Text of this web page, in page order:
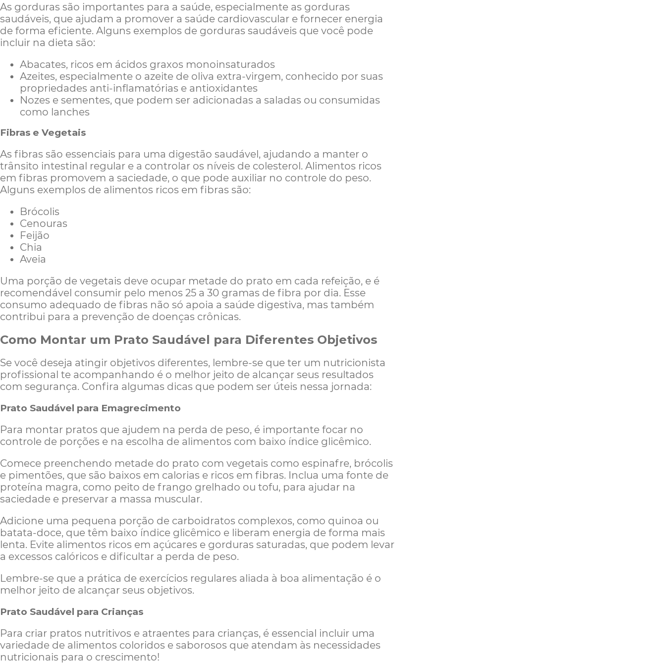
As gorduras são importantes para a saúde, especialmente as gorduras
saudáveis, que ajudam a promover a saúde cardiovascular e fornecer energia
de forma eficiente. Alguns exemplos de gorduras saudáveis que você pode
incluir na dieta são:
Abacates, ricos em ácidos graxos monoinsaturados
Azeites, especialmente o azeite de oliva extra-virgem, conhecido por suas
propriedades anti-inflamatórias e antioxidantes
Nozes e sementes, que podem ser adicionadas a saladas ou consumidas
como lanches
Fibras e Vegetais
As fibras são essenciais para uma digestão saudável, ajudando a manter o
trânsito intestinal regular e a controlar os níveis de colesterol. Alimentos ricos
em fibras promovem a saciedade, o que pode auxiliar no controle do peso.
Alguns exemplos de alimentos ricos em fibras são:
Brócolis
Cenouras
Feijão
Chia
Aveia
Uma porção de vegetais deve ocupar metade do prato em cada refeição, e é
recomendável consumir pelo menos 25 a 30 gramas de fibra por dia. Esse
consumo adequado de fibras não só apoia a saúde digestiva, mas também
contribui para a prevenção de doenças crônicas.
Como Montar um Prato Saudável para Diferentes Objetivos
Se você deseja atingir objetivos diferentes, lembre-se que ter um nutricionista
profissional te acompanhando é o melhor jeito de alcançar seus resultados
com segurança. Confira algumas dicas que podem ser úteis nessa jornada:
Prato Saudável para Emagrecimento
Para montar pratos que ajudem na perda de peso, é importante focar no
controle de porções e na escolha de alimentos com baixo índice glicêmico.
Comece preenchendo metade do prato com vegetais como espinafre, brócolis
e pimentões, que são baixos em calorias e ricos em fibras. Inclua uma fonte de
proteína magra, como peito de frango grelhado ou tofu, para ajudar na
saciedade e preservar a massa muscular.
Adicione uma pequena porção de carboidratos complexos, como quinoa ou
batata-doce, que têm baixo índice glicêmico e liberam energia de forma mais
lenta. Evite alimentos ricos em açúcares e gorduras saturadas, que podem levar
a excessos calóricos e dificultar a perda de peso.
Lembre-se que a prática de exercícios regulares aliada à boa alimentação é o
melhor jeito de alcançar seus objetivos.
Prato Saudável para Crianças
Para criar pratos nutritivos e atraentes para crianças, é essencial incluir uma
variedade de alimentos coloridos e saborosos que atendam às necessidades
nutricionais para o crescimento!